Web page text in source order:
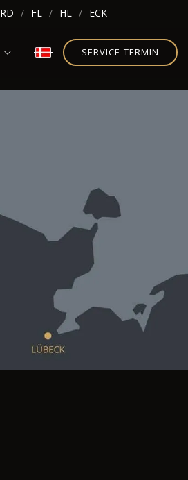
RD FL HL ECK
SERVICE-TERMIN